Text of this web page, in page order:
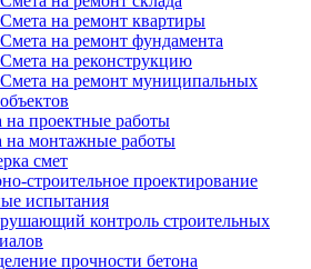
Смета на ремонт квартиры
Смета на ремонт фундамента
Смета на реконструкцию
Смета на ремонт муниципальных
объектов
на проектные работы
на монтажные работы
смет
строительное проектирование
испытания
контроль строительных
прочности бетона